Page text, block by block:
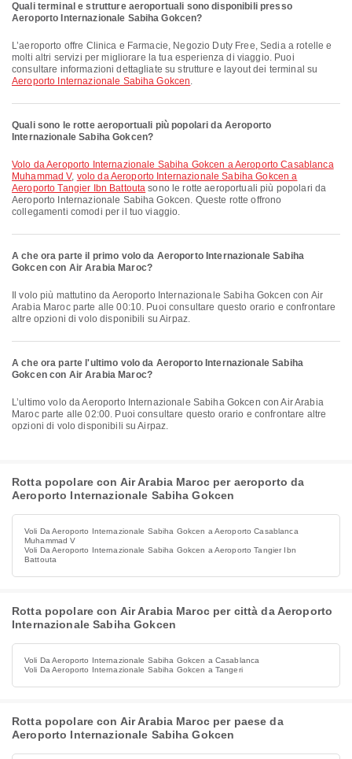
Quali terminal e strutture aeroportuali sono disponibili presso
Aeroporto Internazionale Sabiha Gokcen?
L’aeroporto offre Clinica e Farmacie, Negozio Duty Free, Sedia a rotelle e
molti altri servizi per migliorare la tua esperienza di viaggio. Puoi
consultare informazioni dettagliate su strutture e layout dei terminal su
Aeroporto Internazionale Sabiha Gokcen.
Quali sono le rotte aeroportuali più popolari da Aeroporto
Internazionale Sabiha Gokcen?
volo da Aeroporto Internazionale Sabiha Gokcen a Aeroporto Casablanca
Muhammad V, volo da Aeroporto Internazionale Sabiha Gokcen a
Aeroporto Tangier Ibn Battouta sono le rotte aeroportuali più popolari da
Aeroporto Internazionale Sabiha Gokcen. Queste rotte offrono
collegamenti comodi per il tuo viaggio.
A che ora parte il primo volo da Aeroporto Internazionale Sabiha
Gokcen con Air Arabia Maroc?
Arabia Maroc parte alle 00:10. Puoi consultare questo orario e confrontare
altre opzioni di volo disponibili su Airpaz.
A che ora parte l'ultimo volo da Aeroporto Internazionale Sabiha
Gokcen con Air Arabia Maroc?
L’ultimo volo da Aeroporto Internazionale Sabiha Gokcen con Air Arabia
Maroc parte alle 02:00. Puoi consultare questo orario e confrontare altre
opzioni di volo disponibili su Airpaz.
Rotta popolare con Air Arabia Maroc per aeroporto da
Aeroporto Internazionale Sabiha Gokcen
Voli Da Aeroporto Internazionale Sabiha Gokcen a Aeroporto Casablanca
Muhammad V
Voli Da Aeroporto Internazionale Sabiha Gokcen a Aeroporto Tangier Ibn
Battouta
Rotta popolare con Air Arabia Maroc per città da Aeroporto
Internazionale Sabiha Gokcen
Voli Da Aeroporto Internazionale Sabiha Gokcen a Casablanca
Voli Da Aeroporto Internazionale Sabiha Gokcen a Tangeri
Rotta popolare con Air Arabia Maroc per paese da
Aeroporto Internazionale Sabiha Gokcen